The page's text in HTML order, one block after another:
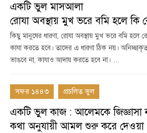
একটি ভুল মাসআলা
রোযা অবস্থায় মুখ ভরে বমি হলে কি
কিছু মানুষের ধারণা, রোযা অবস্থায় মুখ ভরে বমি হলে
কাযা করতে হবে। তাদের এ ধারণা ঠিক নয়।
ভাঙবে না, কাযাও আদায় করতে হবে না। …
সফর ১৪৪৩ প্রচলিত ভুল
একটি ভুল কাজ : আলেমকে জিজ্ঞাসা
কথা অনুযায়ী আমল শুরু করে দেওয়া